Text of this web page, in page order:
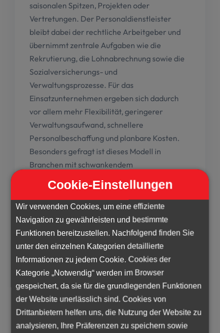
Cookie-Einstellungen
Wir verwenden Cookies, um eine effiziente
Navigation zu gewährleisten und bestimmte
Funktionen bereitzustellen. Nachfolgend finden Sie
unter den einzelnen Kategorien detaillierte
Informationen zu jedem Cookie. Cookies der
Kategorie „Notwendig“ werden im Browser
gespeichert, da sie für die grundlegenden Funktionen
der Website unerlässlich sind. Cookies von
Drittanbietern helfen uns, die Nutzung der Website zu
analysieren, Ihre Präferenzen zu speichern sowie
saisonalen Spitzen, Projekten oder
Vertretungen. Der Personaldienstleister
bleibt dabei der rechtliche Arbeitgeber und
übernimmt zentrale Aufgaben wie die
Rekrutierung, die Lohnabrechnung sowie die
Sozialversicherungs- und
Verwaltungsprozesse. Für das
Einsatzunternehmen ergeben sich dadurch
vor allem mehr Flexibilität, geringerer
Verwaltungsaufwand, schnellere
Personalbeschaffung und planbare Kosten.
Besonders gefragt ist dieses Modell in
Branchen mit schwankendem
Personalbedarf, zum Beispiel in Industrie,
Logistik, IT, Gesundheitswesen, Handel,
Verwaltung, Call-Centern und im Bauwesen.
FAQ
1. Was ist der Unterschied
zwischen Arbeitsvermittlung
und
Arbeitnehmerüberlassung?